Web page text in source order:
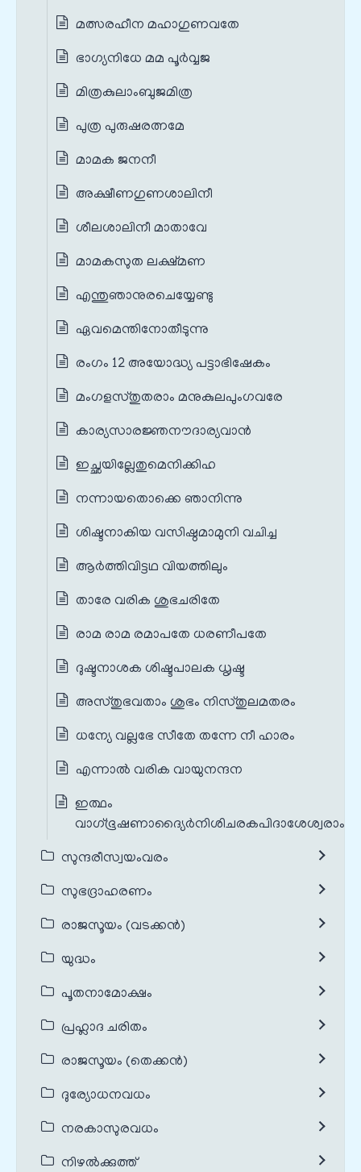
മത്സരഹീന മഹാഗുണവതേ
ഭാഗ്യനിധേ മമ പൂർവ്വജ
മിത്രകുലാംബുജമിത്ര
പുത്ര പുരുഷരത്നമേ
മാമക ജനനീ
അക്ഷീണഗുണശാലിനീ
ശീലശാലിനീ മാതാവേ
മാമകസുത ലക്ഷ്മണ
എന്തുഞാനുരചെയ്യേണ്ടു
ഏവമെന്തിനോതീടുന്നു
രംഗം 12 അയോദ്ധ്യ പട്ടാഭിഷേകം
മംഗളസ്തുതരാം മനുകുലപുംഗവരേ
കാര്യസാരജ്ഞനൗദാര്യവാൻ
ഇച്ഛയില്ലേതുമെനിക്കിഹ
നന്നായതൊക്കെ ഞാനിന്നു
ശിഷ്ടനാകിയ വസിഷ്ഠമാമുനി വചിച്ച
ആർത്തിവിട്ടഥ വിയത്തിലും
താരേ വരിക ശുഭചരിതേ
രാമ രാമ രമാപതേ ധരണീപതേ
ദുഷ്ടനാശക ശിഷ്ടപാലക ധൃഷ്ട
അസ്തുഭവതാം ശുഭം നിസ്തുലമതരം
ധന്യേ വല്ലഭേ സീതേ തന്നേ നീ ഹാരം
എന്നാൽ വരിക വായുനന്ദന
ഇത്ഥം
സുന്ദരീസ്വയംവരം
സുഭദ്രാഹരണം
രാജസൂയം (വടക്കൻ)
യുദ്ധം
പൂതനാമോക്ഷം
പ്രഹ്ലാദ ചരിതം
രാജസൂയം (തെക്കൻ)
ദുര്യോധനവധം
നരകാസുരവധം
നിഴൽക്കുത്ത്